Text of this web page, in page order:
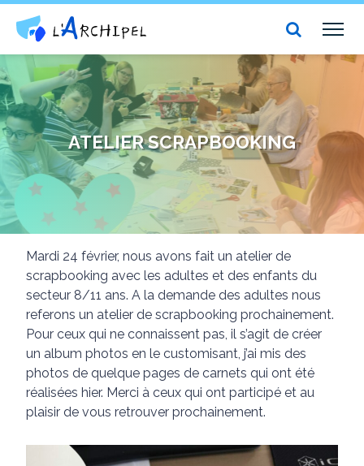
Centre social et culturel l'Archipel
ATELIER SCRAPBOOKING
Mardi 24 février, nous avons fait un atelier de
scrapbooking avec les adultes et des enfants du
secteur 8/11 ans. A la demande des adultes nous
referons un atelier de scrapbooking prochainement.
Pour ceux qui ne connaissent pas, il s’agit de créer
un album photos en le customisant, j’ai mis des
photos de quelque pages de carnets qui ont été
réalisées hier. Merci à ceux qui ont participé et au
plaisir de vous retrouver prochainement.